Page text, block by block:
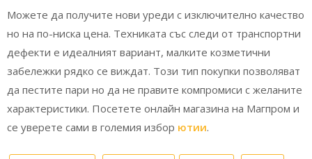
Можете да получите нови уреди с изключително качество
но на по-ниска цена. Техниката със следи от транспортни
дефекти е идеалният вариант, малките козметични
забележки рядко се виждат. Този тип покупки позволяват
да пестите пари но да не правите компромиси с желаните
характеристики. Посетете онлайн магазина на Магпром и
се уверете сами в големия избор ютии.